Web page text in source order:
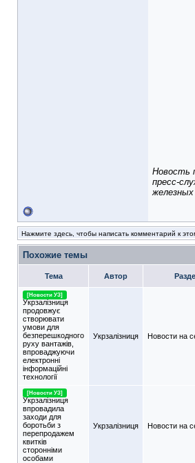
Новость
пресс-
железных
Нажмите здесь, чтобы написать комментарий к
Похожие темы
Тема Автор
[Новости УЗ]
Укрзалізниця
продовжує
створювати
умови для
безперешкодного
руху вантажів,
впроваджуючи
електронні
інформаційні
технології
Укрзалізниця Новости на
[Новости УЗ]
Укрзалізниця
впровадила
заходи для
боротьби з
перепродажем
квитків
сторонніми
особами
Укрзалізниця Новости на